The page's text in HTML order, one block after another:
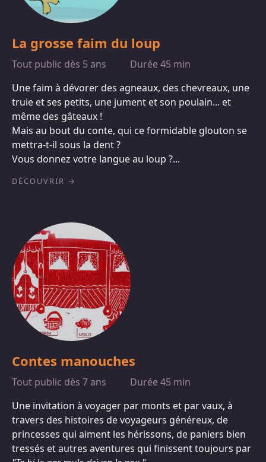
La grosse faim du loup
Tout public dès 5 ans
Durée 45 min
Une faim à dévorer des agneaux, des chevreaux, une
truie et ses petits, une jument et son poulain... et
même des gâteaux !
Mais au bout du conte, qui ce formidable glouton se
mettra-t-il sous la dent ?
Vous donnez votre langue au loup ?...
DÉCOUVRIR
Contes manouches
Tout public dès 7 ans
Durée 45 min
Une invitation à voyager par monts et par vaux, à
travers des histoires de voyageurs généreux, de
princesses qui aiment les hérissons, de paniers bien
tressés et autres aventures qui finissent toujours par